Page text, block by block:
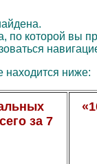
по которой вы
находится ниже:
за 7